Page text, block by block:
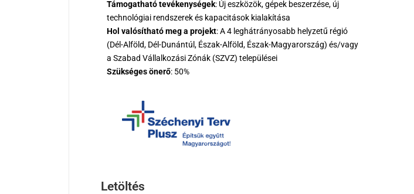
Támogatható tevékenységek: Új eszközök, gépek beszerzése, új
technológiai rendszerek és kapacitások kialakítása
Hol valósítható meg a projekt: A 4 leghátrányosabb helyzetű régió
(Dél-Alföld, Dél-Dunántúl, Észak-Alföld, Észak-Magyarország) és/vagy
a Szabad Vállalkozási Zónák (SZVZ) települései
Szükséges önerő: 50%
Letöltés